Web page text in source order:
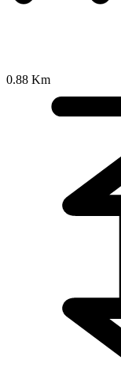
0.88 Km